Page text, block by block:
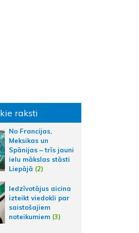
raksti
No Francijas,
Meksikas un
Spānijas – trīs jauni
ielu mākslas stāsti
Liepājā (2)
Iedzīvotājus aicina
izteikt viedokli par
saistošajiem
noteikumiem (3)